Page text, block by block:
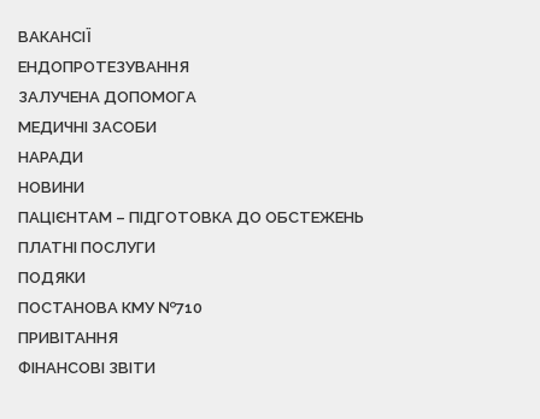
ВАКАНСІЇ
ЕНДОПРОТЕЗУВАННЯ
ЗАЛУЧЕНА ДОПОМОГА
МЕДИЧНІ ЗАСОБИ
НАРАДИ
НОВИНИ
ПАЦІЄНТАМ – ПІДГОТОВКА ДО ОБСТЕЖЕНЬ
ПЛАТНІ ПОСЛУГИ
ПОДЯКИ
ПОСТАНОВА КМУ №710
ПРИВІТАННЯ
ФІНАНСОВІ ЗВІТИ